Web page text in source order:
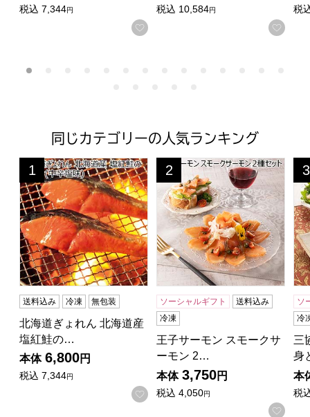
税込 7,344円
お気に入りに登録する
税込 10,584円
お気
税
同じカテゴリーの人気ランキング
北海道ぎょれん 北海道産 塩紅鮭の山漬け(中辛塩味)【夏
1
位
送料込み 冷凍 無包装
北海道ぎょれん 北海道産
塩紅鮭の…
本体 6,800円
税込 7,344円
お気に入りに登録する
王子サーモン スモークサー
2
位
ソーシャルギフト
送料込み
冷凍
王子サーモン スモークサ
ーモン 2…
本体 3,750円
税込 4,050円
お気
3
位
ソ
冷
三
身
本
税